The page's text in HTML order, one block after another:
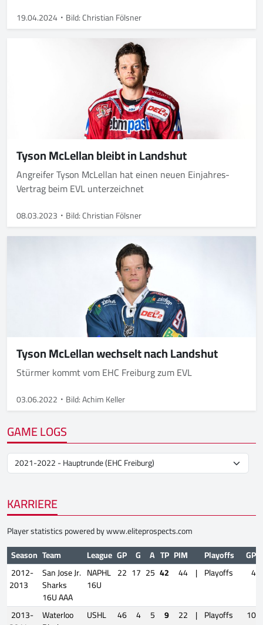
19.04.2024 Bild: Christian Fölsner
Tyson McLel­lan bleibt in Landshut
Angreifer Tyson McLellan hat einen neuen Einjahres-
Vertrag beim EVL unterzeichnet
08.03.2023 Bild: Christian Fölsner
Tyson McLellan wechselt nach Landshut
Stürmer kommt vom EHC Freiburg zum EVL
03.06.2022 Bild: Achim Keller
GAME LOGS
KARRIERE
Player statistics powered bywww.eliteprospects.com
Season Team League GP G A TP PIM Playoffs GP
2012-
2013
San Jose Jr.
Sharks
16U AAA
NAPHL
16U
22 17 25 42 44 | Playoffs 4
2013- Waterloo
USHL 46 4 5 9 22 | Playoffs 10